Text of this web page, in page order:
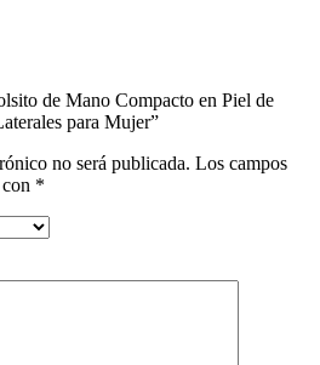
de Mano Compacto en Piel de
para Mujer”
no será publicada. Los campos
*